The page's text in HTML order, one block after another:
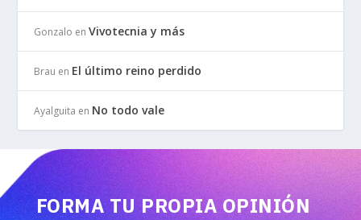
Gonzalo enVivotecnia y más
Brau en El último reino perdido
Ayalguita en No todo vale
FORMA TU PROPIA OPINIÓN